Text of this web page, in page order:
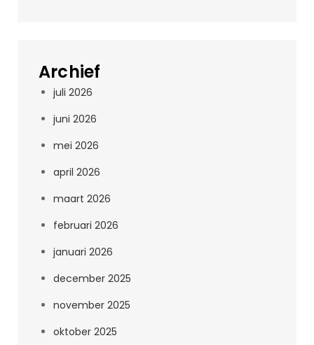
Archief
juli 2026
juni 2026
mei 2026
april 2026
maart 2026
februari 2026
januari 2026
december 2025
november 2025
oktober 2025